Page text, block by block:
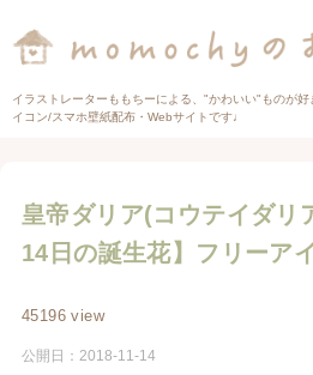
イラストレーターももちーによる、"かわいい"ものが
イコン/スマホ壁紙配布・Webサイトです♩
皇帝ダリア(コウテイダリ
14日の誕生花】フリーア
45196 view
公開日： 2018-11-14